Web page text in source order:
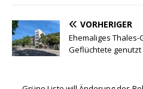
VORHERIGER
Ehemaliges
Geflüchtete genutzt